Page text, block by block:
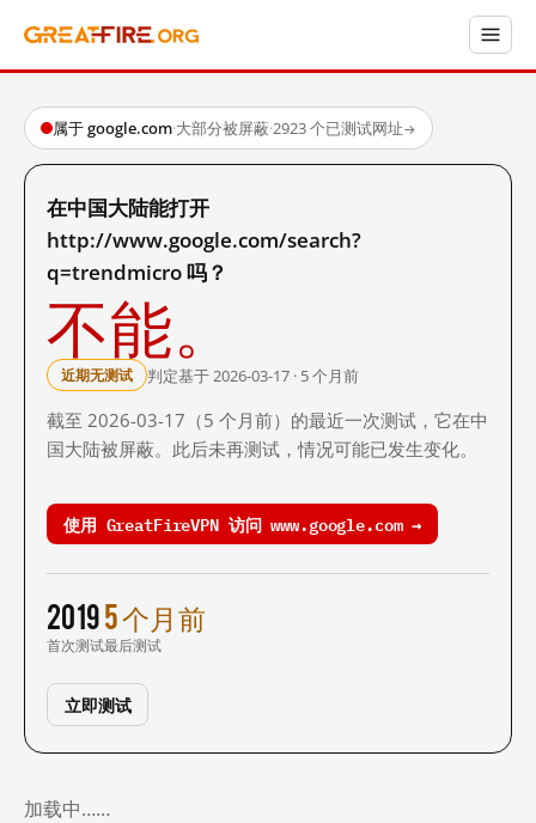
属于 google.com·大部分被屏蔽·2923 个已测试网址→
在中国大陆能打开
http://www.google.com/search?
q=trendmicro 吗？
不能。
近期无测试 判定基于 2026-03-17 · 5 个月前
截至 2026-03-17（5 个月前）的最近一次测试，它在中
国大陆被屏蔽。此后未再测试，情况可能已发生变化。
使用 GreatFireVPN 访问 www.google.com →
2019
首次测试
5 个月前
最后测试
立即测试
加载中……